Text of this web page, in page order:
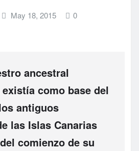
May 18, 2015 0
ancestral
como base del
antiguos
las Islas Canarias
comienzo de su